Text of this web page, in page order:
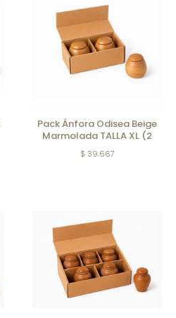
Pack Ánfora Odisea Beige
Marmolada TALLA XL (2
Unidades)
$ 39.667